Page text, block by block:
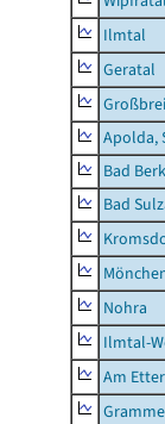
Ilmtal
Geratal
Apolda,
Bad
Bad
Nohra
Ilmtal-
Am